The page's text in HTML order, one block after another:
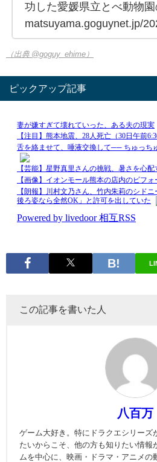
功した愛媛県立とべ動物
matsuyama.goguynet.jp/
（出典 @goguy_ehime）
ピックアップ記事
この記事を書いた人
八百万
ゲーム大好き。特にドラクエシリーズ
たいからこそ、他の方も知りたい情報
ムを中心に、映画・ドラマ・アニメの